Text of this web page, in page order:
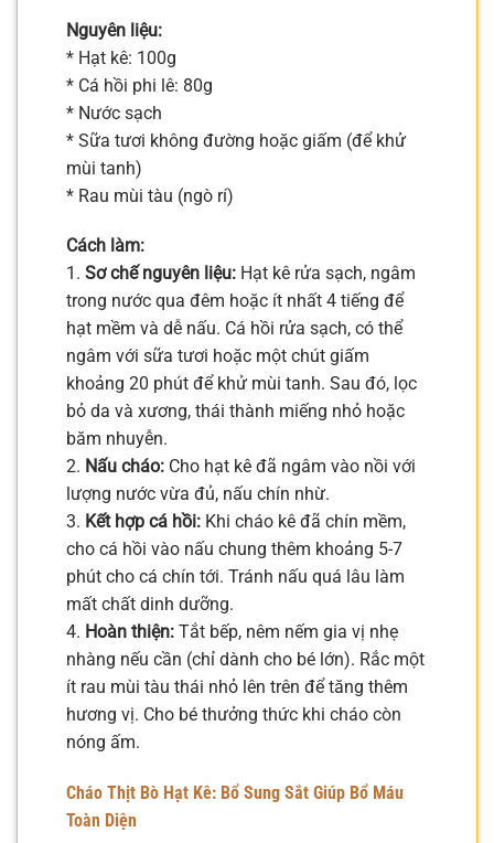
Nguyên liệu:
* Hạt kê: 100g
* Cá hồi phi lê: 80g
* Nước sạch
* Sữa tươi không đường hoặc giấm (để khử
mùi tanh)
* Rau mùi tàu (ngò rí)
Cách làm:
1. Sơ chế nguyên liệu: Hạt kê rửa sạch, ngâm
trong nước qua đêm hoặc ít nhất 4 tiếng để
hạt mềm và dễ nấu. Cá hồi rửa sạch, có thể
ngâm với sữa tươi hoặc một chút giấm
khoảng 20 phút để khử mùi tanh. Sau đó, lọc
bỏ da và xương, thái thành miếng nhỏ hoặc
băm nhuyễn.
2. Nấu cháo: Cho hạt kê đã ngâm vào nồi với
lượng nước vừa đủ, nấu chín nhừ.
3. Kết hợp cá hồi: Khi cháo kê đã chín mềm,
cho cá hồi vào nấu chung thêm khoảng 5-7
phút cho cá chín tới. Tránh nấu quá lâu làm
mất chất dinh dưỡng.
4. Hoàn thiện: Tắt bếp, nêm nếm gia vị nhẹ
nhàng nếu cần (chỉ dành cho bé lớn). Rắc một
ít rau mùi tàu thái nhỏ lên trên để tăng thêm
hương vị. Cho bé thưởng thức khi cháo còn
nóng ấm.
Cháo Thịt Bò Hạt Kê: Bổ Sung Sắt Giúp Bổ Máu
Toàn Diện